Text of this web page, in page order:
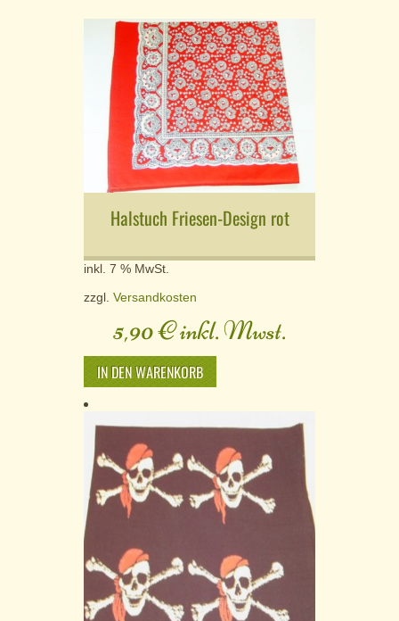
Halstuch Friesen-Design rot
inkl. 7 % MwSt.
zzgl. Versandkosten
5,90€inkl. Mwst.
IN DEN WARENKORB